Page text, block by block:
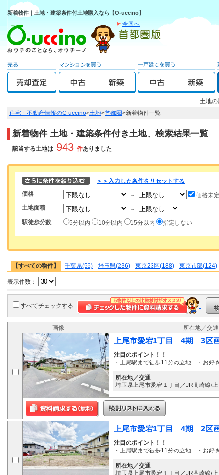
新着物件｜土地・建築条件付土地購入なら【O-uccino】
全国へ
土地
住宅・不動産情報のO-uccino>土地>首都圏>新着物件一覧
新着物件 土地・建築条件付き土地、検索結果一覧
該当する土地は 943 件ありました
＞＞入力した条件をリセットする
価格
～
価格未
土地面積
～
駅徒歩分数
5分以内 10分以内 15分以内 指定しない
【すべての物件】 千葉県(56) 埼玉県(236) 東京23区(188) 東京市部(124)
表示件数：
すべてチェックする
画像 所在地／交通
上尾市愛宕1丁目 4期 3区
注目のポイント！！
・上尾駅まで徒歩11分の立地 ・お
所在地／交通
埼玉県上尾市愛宕１丁目／JR高崎線/
上尾市愛宕1丁目 4期 2区
注目のポイント！！
・上尾駅まで徒歩11分の立地 ・お
所在地／交通
埼玉県上尾市愛宕１丁目／JR高崎線/